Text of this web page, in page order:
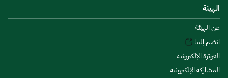
الهيئة
عن الهيئة
انضم إلينا
الفوترة الإلكترونية
المشاركة الإلكترونية